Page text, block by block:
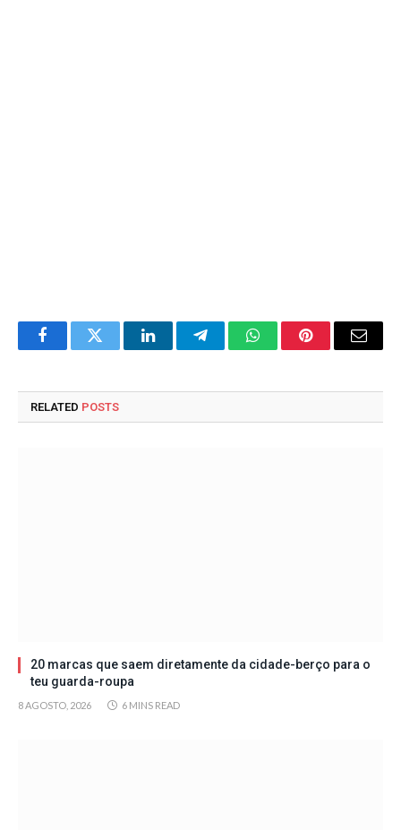
FacebookTwitter LinkedInTelegramWhatsAppPinterestEmail
RELATED POSTS
20 marcas que saem diretamente da cidade-berço para o
teu guarda-roupa
8 AGOSTO, 2026 6 MINS READ